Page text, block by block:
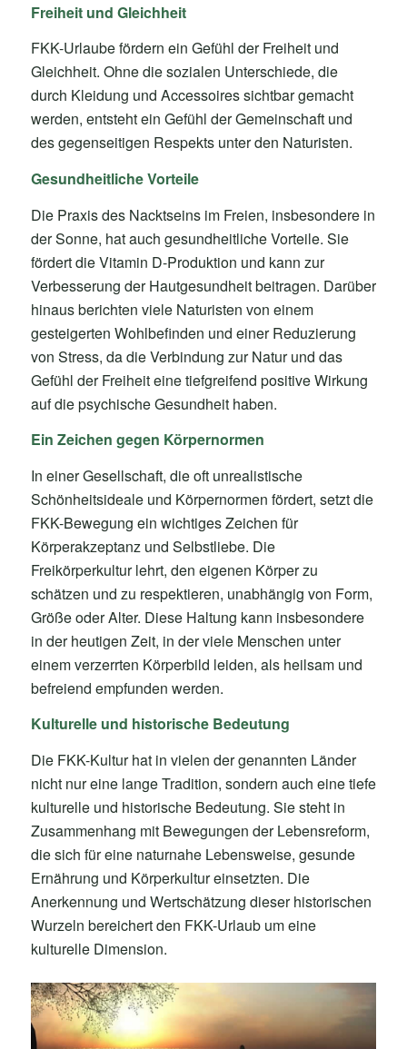
Freiheit und Gleichheit
FKK-Urlaube fördern ein Gefühl der Freiheit und
Gleichheit. Ohne die sozialen Unterschiede, die
durch Kleidung und Accessoires sichtbar gemacht
werden, entsteht ein Gefühl der Gemeinschaft und
des gegenseitigen Respekts unter den Naturisten.
Gesundheitliche Vorteile
Die Praxis des Nacktseins im Freien, insbesondere in
der Sonne, hat auch gesundheitliche Vorteile. Sie
fördert die Vitamin D-Produktion und kann zur
Verbesserung der Hautgesundheit beitragen. Darüber
hinaus berichten viele Naturisten von einem
gesteigerten Wohlbefinden und einer Reduzierung
von Stress, da die Verbindung zur Natur und das
Gefühl der Freiheit eine tiefgreifend positive Wirkung
auf die psychische Gesundheit haben.
Ein Zeichen gegen Körpernormen
In einer Gesellschaft, die oft unrealistische
Schönheitsideale und Körpernormen fördert, setzt die
FKK-Bewegung ein wichtiges Zeichen für
Körperakzeptanz und Selbstliebe. Die
Freikörperkultur lehrt, den eigenen Körper zu
schätzen und zu respektieren, unabhängig von Form,
Größe oder Alter. Diese Haltung kann insbesondere
in der heutigen Zeit, in der viele Menschen unter
einem verzerrten Körperbild leiden, als heilsam und
befreiend empfunden werden.
Kulturelle und historische Bedeutung
Die FKK-Kultur hat in vielen der genannten Länder
nicht nur eine lange Tradition, sondern auch eine tiefe
kulturelle und historische Bedeutung. Sie steht in
Zusammenhang mit Bewegungen der Lebensreform,
die sich für eine naturnahe Lebensweise, gesunde
Ernährung und Körperkultur einsetzten. Die
Anerkennung und Wertschätzung dieser historischen
Wurzeln bereichert den FKK-Urlaub um eine
kulturelle Dimension.